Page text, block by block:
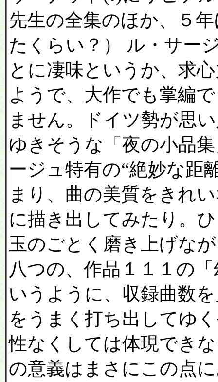
先生の全集のほか、５
たくらい？） ル・サー
とに凄味というか、求
ようで、大作でも掌編
ません。ドイツ勢が思
ゆきそうな「夜の小品
ージュ特有の“絶妙な距
まり、曲の美質をきれ
に描き出してみたり。
玉のごとく磨き上げな
八つの、作品１１１の
いうように、収録曲数
をうまく打ち出してゆ
性なくしては体現でき
の意義はまさにこの点